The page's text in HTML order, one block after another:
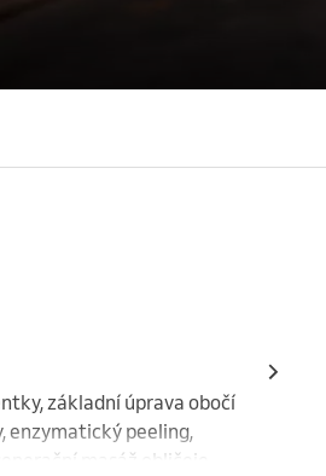
základní úprava obočí
enzymatický peeling,
masáž obličeje,